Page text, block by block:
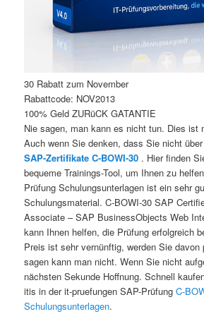
30 Rabatt zum November
Rabattcode: NOV2013
100% Geld ZURüCK GATANTIE
Nie sagen, man kann es nicht tun. Dies ist
Auch wenn Sie denken, dass Sie nicht
SAP-Zertifikate C-BOWI-30 . Hier finden
bequeme Trainings-Tool, um Ihnen zu
Prüfung Schulungsunterlagen ist ein sehr
Schulungsmaterial. C-BOWI-30 SAP
Associate – SAP BusinessObjects Web
kann Ihnen helfen, die Prüfung erfolgreich
Preis ist sehr vernünftig, werden Sie
sagen kann man nicht. Wenn Sie nicht
nächsten Sekunde Hoffnung. Schnell
itis in der it-pruefungen SAP-PrüfungC-
Schulungsunterlagen.